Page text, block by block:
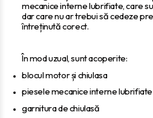
mecanice interne lubrifiate, care
dar care nu ar trebui să cedeze
întreținută corect.
În mod uzual, sunt acoperite:
blocul motor și chiulasa
piesele mecanice interne lubrifiate
garnitura de chiulasă